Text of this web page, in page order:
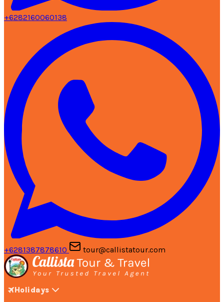
+6282160060138
+6281387878610 tour@callistatour.com
Holidays